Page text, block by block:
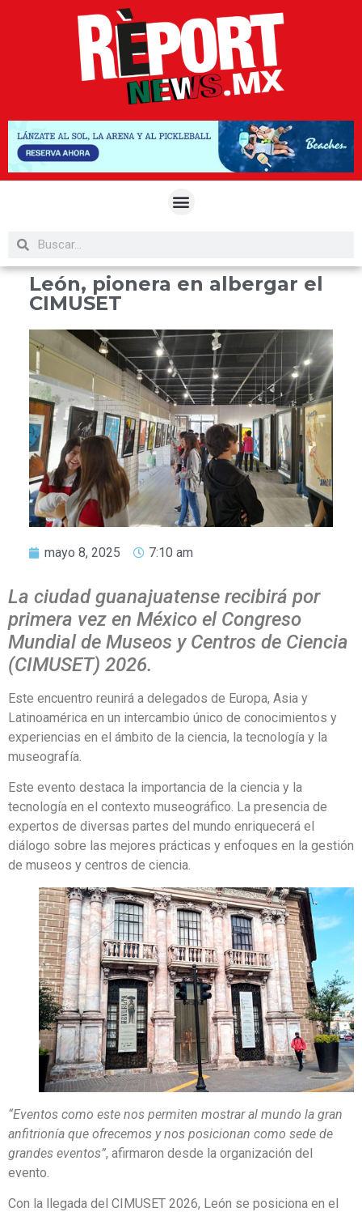
León, pionera en albergar el
CIMUSET
mayo 8, 2025 7:10 am
La ciudad guanajuatense recibirá por
primera vez en México el Congreso
Mundial de Museos y Centros de Ciencia
(CIMUSET) 2026.
Este encuentro reunirá a delegados de Europa, Asia y
Latinoamérica en un intercambio único de conocimientos y
experiencias en el ámbito de la ciencia, la tecnología y la
museografía.
Este evento destaca la importancia de la ciencia y la
tecnología en el contexto museográfico. La presencia de
expertos de diversas partes del mundo enriquecerá el
diálogo sobre las mejores prácticas y enfoques en la gestión
de museos y centros de ciencia.
“Eventos como este nos permiten mostrar al mundo la gran
anfitrionía que ofrecemos y nos posicionan como sede de
grandes eventos”, afirmaron desde la organización del
evento.
Con la llegada del CIMUSET 2026, León se posiciona en el